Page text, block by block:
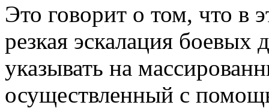
Это говорит о том, что в
резкая эскалация
указывать на
осуществленный с